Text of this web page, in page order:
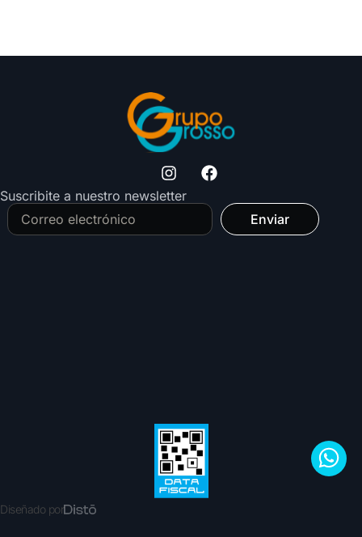
Suscribite a nuestro newsletter
Enviar
Diseñado por